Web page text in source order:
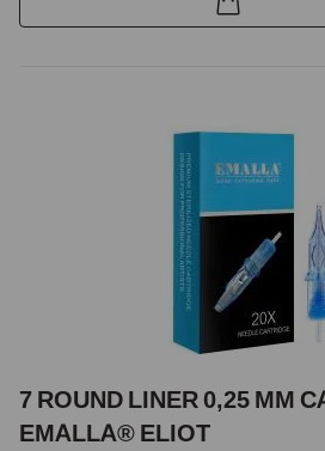
7 ROUND LINER 0,25 MM
EMALLA® ELIOT